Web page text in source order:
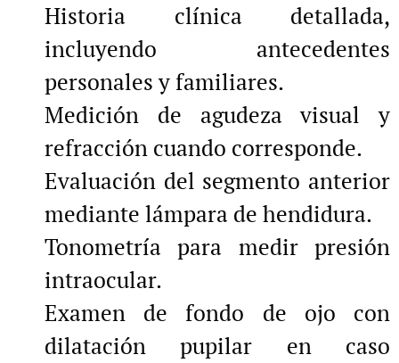
Historia clínica detallada,
incluyendo antecedentes
personales y familiares.
Medición de agudeza visual y
refracción cuando corresponde.
Evaluación del segmento anterior
mediante lámpara de hendidura.
Tonometría para medir presión
intraocular.
Examen de fondo de ojo con
dilatación pupilar en caso